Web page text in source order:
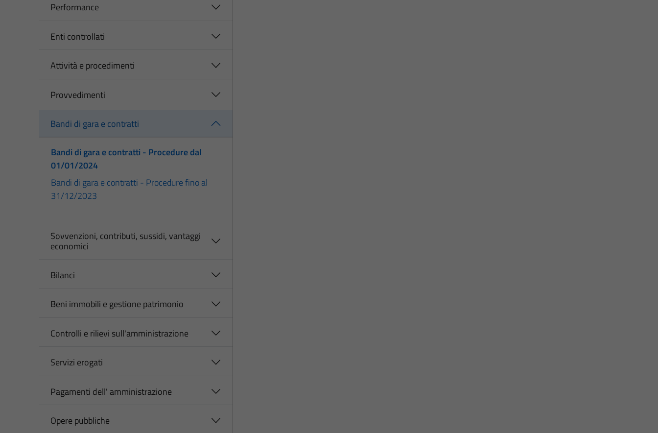
Performance
Enti controllati
Attività e procedimenti
Provvedimenti
Bandi di gara e contratti
Bandi di gara e contratti - Procedure dal
01/01/2024
Bandi di gara e contratti - Procedure fino al
31/12/2023
Sovvenzioni, contributi, sussidi, vantaggi
economici
Bilanci
Beni immobili e gestione patrimonio
Controlli e rilievi sull'amministrazione
Servizi erogati
Pagamenti dell' amministrazione
Opere pubbliche